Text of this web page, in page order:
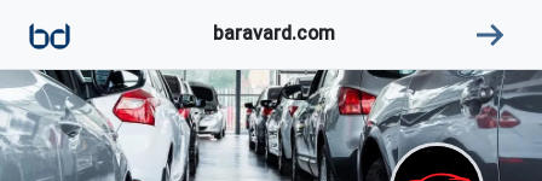
baravard.com